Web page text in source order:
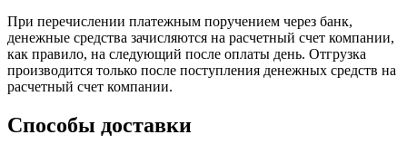
При перечислении платежным поручением через банк,
денежные средства зачисляются на расчетный счет компании,
как правило, на следующий после оплаты день. Отгрузка
производится только после поступления денежных средств на
расчетный счет компании.
Способы доставки